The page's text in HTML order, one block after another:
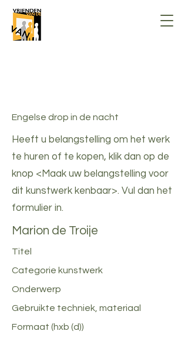
Engelse drop in de nacht
Heeft u belangstelling om het werk
te huren of te kopen, klik dan op de
knop <Maak uw belangstelling voor
dit kunstwerk kenbaar>. Vul dan het
formulier in.
Marion de Troije
Titel
Categorie kunstwerk
Onderwerp
Gebruikte techniek, materiaal
Formaat (hxb (d))